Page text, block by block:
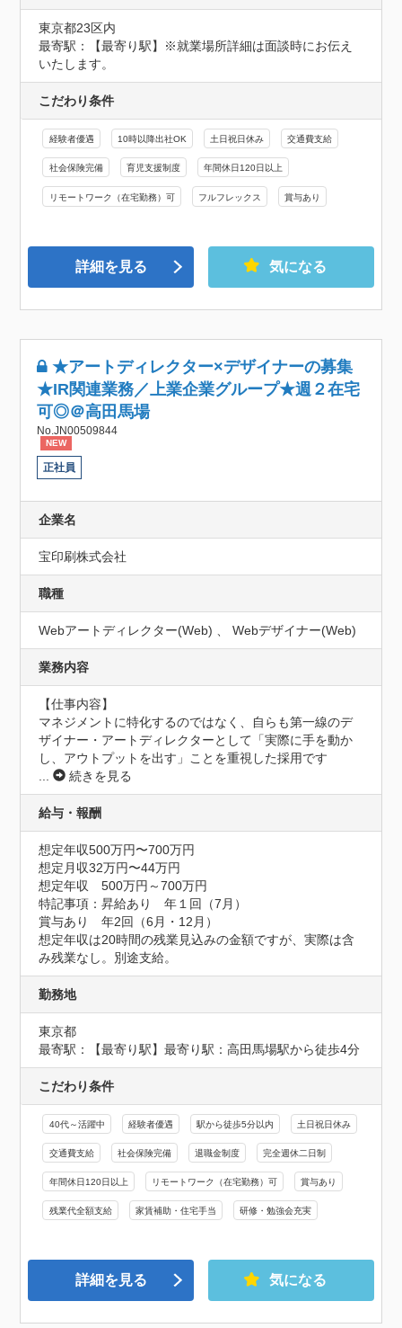
東京都23区内
最寄駅：【最寄り駅】※就業場所詳細は面談時にお伝え
いたします。
こだわり条件
経験者優遇 10時以降出社OK 土日祝日休み 交通費支給
社会保険完備 育児支援制度 年間休日120日以上
リモートワーク（在宅勤務）可 フルフレックス 賞与あり
詳細を見る 気になる
★アートディレクター×デザイナーの募集
★IR関連業務／上業企業グループ★週２在宅
可◎＠高田馬場
No.JN00509844
NEW
正社員
企業名
宝印刷株式会社
職種
Webアートディレクター(Web) 、 Webデザイナー(Web)
業務内容
【仕事内容】
マネジメントに特化するのではなく、自らも第一線のデ
ザイナー・アートディレクターとして「実際に手を動か
し、アウトプットを出す」ことを重視した採用です
...
続きを見る
給与・報酬
想定年収500万円〜700万円
想定月収32万円〜44万円
想定年収　500万円～700万円
特記事項：昇給あり　年１回（7月）
賞与あり　年2回（6月・12月）
想定年収は20時間の残業見込みの金額ですが、実際は含
み残業なし。別途支給。
勤務地
東京都
最寄駅：【最寄り駅】最寄り駅：高田馬場駅から徒歩4分
こだわり条件
40代～活躍中 経験者優遇 駅から徒歩5分以内 土日祝日休み
交通費支給 社会保険完備 退職金制度 完全週休二日制
年間休日120日以上 リモートワーク（在宅勤務）可 賞与あり
残業代全額支給 家賃補助・住宅手当 研修・勉強会充実
詳細を見る 気になる